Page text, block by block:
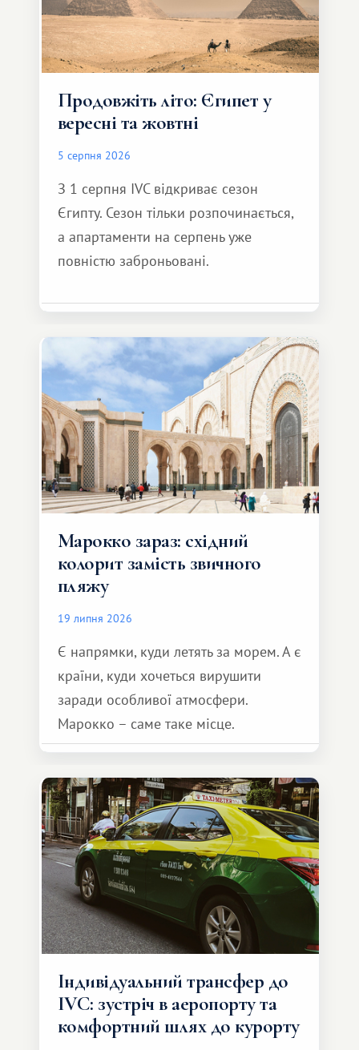
Продовжіть літо: Єгипет у
вересні та жовтні
5 серпня 2026
З 1 серпня IVC відкриває сезон
Єгипту. Сезон тільки розпочинається,
а апартаменти на серпень уже
повністю заброньовані.
Марокко зараз: східний
колорит замість звичного
пляжу
19 липня 2026
Є напрямки, куди летять за морем. А є
країни, куди хочеться вирушити
заради особливої ​​атмосфери.
Марокко – саме таке місце.
Індивідуальний трансфер до
IVC: зустріч в аеропорту та
комфортний шлях до курорту